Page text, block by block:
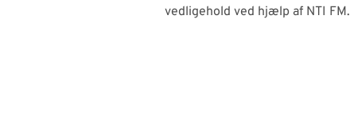
vedligehold ved hjælp af NTI FM.